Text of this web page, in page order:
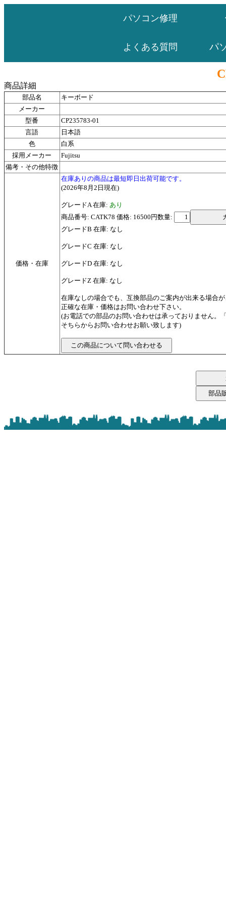
パソコン修理
よくある質問 パ
商品詳細
部品名
キーボード
メーカー
型番
CP235783-01
言語
日本語
色
白系
採用メーカー
Fujitsu
備考・その他特徴
価格・在庫
在庫ありの商品は最短即日出荷可能です。
(2026年8月2日現在)
グレードA 在庫: あり
商品番号: CATK78 価格: 16500円数量:
グレードB 在庫: なし
グレードC 在庫: なし
グレードD 在庫: なし
グレードZ 在庫: なし
在庫なしの場合でも、互換部品のご案内が出来る場合
正確な在庫・価格はお問い合わせ下さい。
(お電話での部品のお問い合わせは承っておりません。
そちらからお問い合わせお願い致します)